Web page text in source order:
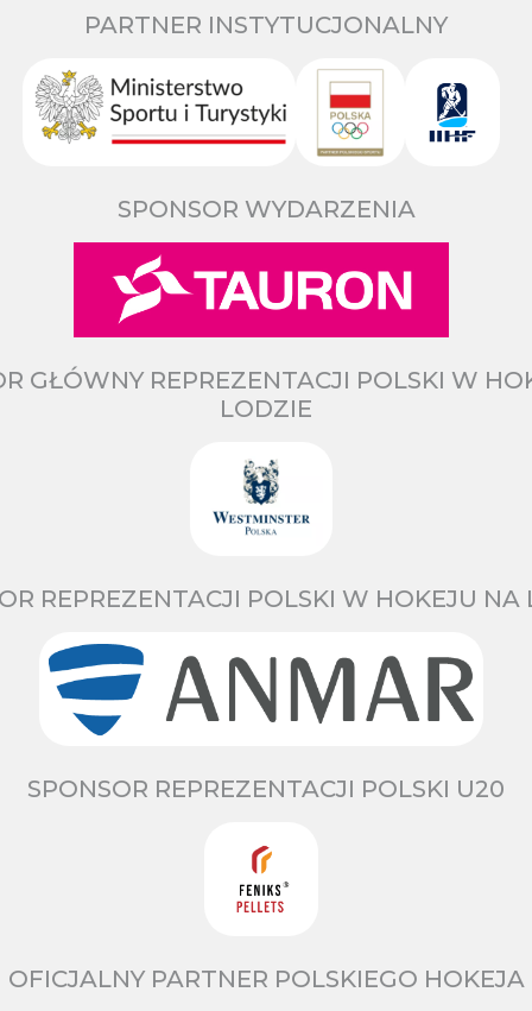
PARTNER INSTYTUCJONALNY
SPONSOR WYDARZENIA
GŁÓWNY REPREZENTACJI POLSKI W
LODZIE
REPREZENTACJI POLSKI W HOKEJU NA
SPONSOR REPREZENTACJI POLSKI U20
OFICJALNY PARTNER POLSKIEGO HOKEJA